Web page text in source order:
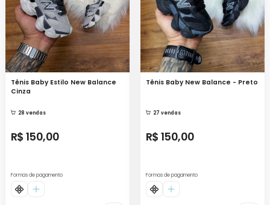
Tênis Baby Estilo New Balance
Cinza
28 vendas
R$ 150,00
Formas de pagamento
Tênis Baby New Balance - Preto
27 vendas
R$ 150,00
Formas de pagamento